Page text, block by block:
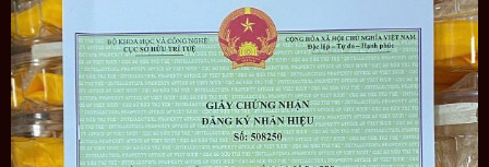
Cam kết bồi hoàn gấp 10 lần nếu phát hiện hàng giả,
kém chất lượng.
Đóng gói sang trọng
Đối tượng sử dụng